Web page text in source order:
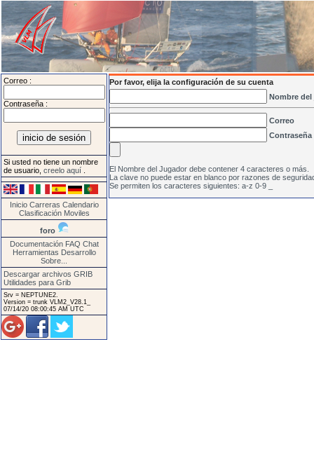
Correo :
Contraseña :
Si usted no tiene un nombre
de usuario, creelo aquí
Inicio Carreras Calendario
Clasificación Moviles
foro
Documentación FAQ Chat
Herramientas Desarrollo
Sobre...
Descargar archivos GRIB
Utilidades para Grib
Srv = NEPTUNE2.
Version = trunk VLM2_V28.1_
07/14/20 08:00:45 AM UTC
Por favor, elija la configuración de su cuenta
Nombre
Correo
Contraseña
El Nombre del Jugador debe contener 4 caracteres o más.
La clave no puede estar en blanco por razones de
Se permiten los caracteres siguientes: a-z 0-9 _